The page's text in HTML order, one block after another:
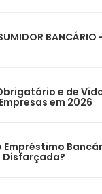
BANCÁRIO
e de
em 2026
Empréstimo
Disfarçada?